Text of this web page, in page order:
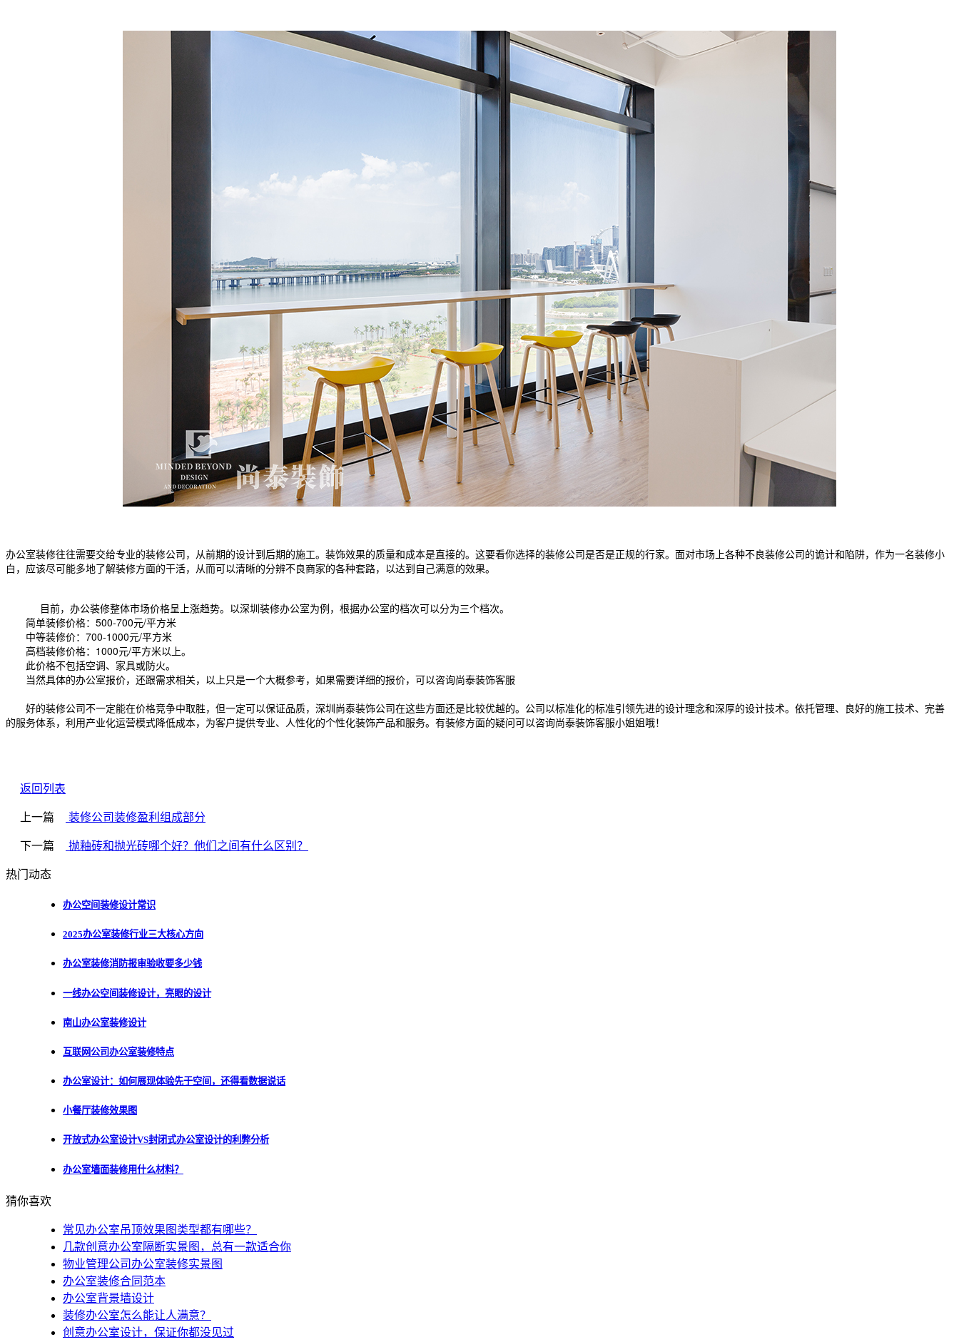
办公室装修往往需要交给专业的装修公司，从前期的设计到后期的施工。装饰效果的质量和成本是直接的。这要看你选择的装修公司是否是正规的行家。面对市场上各种不良装修公司的诡计和陷阱，作为一名装修小
白，应该尽可能多地了解装修方面的干活，从而可以清晰的分辨不良商家的各种套路，以达到自己满意的效果。
目前，办公装修整体市场价格呈上涨趋势。以深圳装修办公室为例，根据办公室的档次可以分为三个档次。
简单装修价格：500-700元/平方米
中等装修价：700-1000元/平方米
高档装修价格：1000元/平方米以上。
此价格不包括空调、家具或防火。
当然具体的办公室报价，还跟需求相关，以上只是一个大概参考，如果需要详细的报价，可以咨询尚泰装饰客服
好的装修公司不一定能在价格竞争中取胜，但一定可以保证品质，深圳尚泰装饰公司在这些方面还是比较优越的。公司以标准化的标准引领先进的设计理念和深厚的设计技术。依托管理、良好的施工技术、完善
的服务体系，利用产业化运营模式降低成本，为客户提供专业、人性化的个性化装饰产品和服务。有装修方面的疑问可以咨询尚泰装饰客服小姐姐哦！
返回列表
上一篇 装修公司装修盈利组成部分
下一篇 抛釉砖和抛光砖哪个好？他们之间有什么区别？
热门动态
办公空间装修设计常识
2025办公室装修行业三大核心方向
办公室装修消防报审验收要多少钱
一线办公空间装修设计，亮眼的设计
南山办公室装修设计
互联网公司办公室装修特点
办公室设计：如何展现体验先于空间，还得看数据说话
小餐厅装修效果图
开放式办公室设计VS封闭式办公室设计的利弊分析
办公室墙面装修用什么材料？
猜你喜欢
常见办公室吊顶效果图类型都有哪些？
几款创意办公室隔断实景图，总有一款适合你
物业管理公司办公室装修实景图
办公室装修合同范本
办公室背景墙设计
装修办公室怎么能让人满意？
创意办公室设计，保证你都没见过